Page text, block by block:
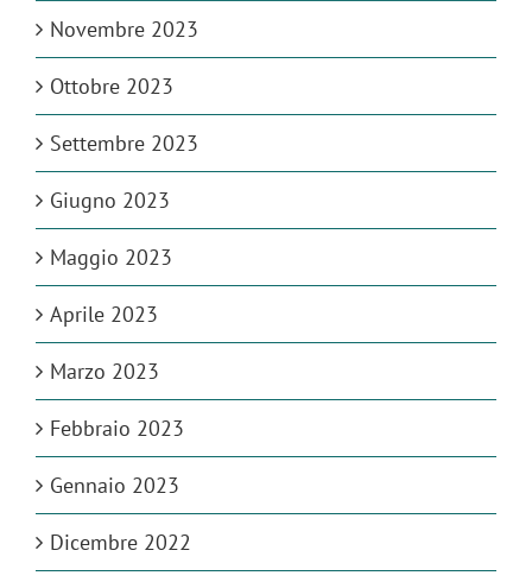
Novembre 2023
Ottobre 2023
Settembre 2023
Giugno 2023
Maggio 2023
Aprile 2023
Marzo 2023
Febbraio 2023
Gennaio 2023
Dicembre 2022